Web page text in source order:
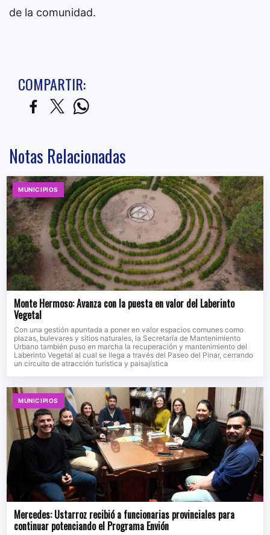
de la comunidad.
COMPARTIR:
Notas Relacionadas
MUNICIPIOS
Monte Hermoso: Avanza con la puesta en valor del Laberinto
Vegetal
Con una gestión apuntada a poner en valor espacios comunes como
plazas, bulevares y sitios naturales, la Secretaría de Mantenimiento
Urbano también puso en marcha la recuperación y mantenimiento del
Laberinto Vegetal al cual se llega a través del Paseo del Pinar, cerrando
un circuito de atracción turística y paisajística
MUNICIPIOS
Mercedes: Ustarroz recibió a funcionarias provinciales para
continuar potenciando el Programa Envión